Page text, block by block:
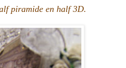
piramide en half 3D.